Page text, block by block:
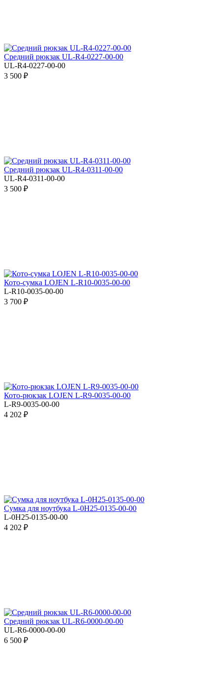
Средний рюкзак UL-R4-0227-00-00
UL-R4-0227-00-00
3 500 ₽
Средний рюкзак UL-R4-0311-00-00
UL-R4-0311-00-00
3 500 ₽
Кото-сумка LOJEN L-R10-0035-00-00
L-R10-0035-00-00
3 700 ₽
Кото-рюкзак LOJEN L-R9-0035-00-00
L-R9-0035-00-00
4 202 ₽
Сумка для ноутбука L-0Н25-0135-00-00
L-0Н25-0135-00-00
4 202 ₽
Средний рюкзак UL-R6-0000-00-00
UL-R6-0000-00-00
6 500 ₽